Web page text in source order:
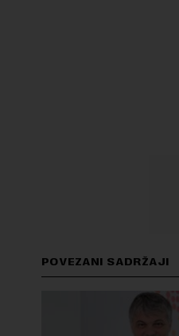
POVEZANI SADRŽAJI